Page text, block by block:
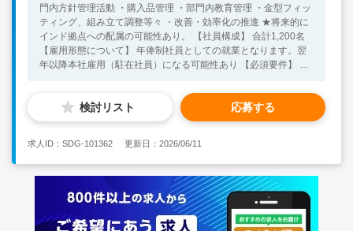
門内方針管理活動 ・購入品管理 ・部門内教育管理 ・金型フィッ
ティング、組み立て調整等々 ・改善・効率化の推進 ★将来的に
インド拠点への配属の可能性あり。 【社員構成】 合計1,200名
【雇用形態について】 年俸制社員としての就業となります。翌
年以降本社雇用（駐在社員）になる可能性あり 【必須要件】 ・
有している方 ・英語日常会話レベル以上（社内コミュニケーシ
ョン） ・日本、タイ、インドの3か国で異動が発生する事を承諾
頂ける方 【歓迎要件】 ・ダイカストの金型製作経験者 ・ダイカ
検討リスト 応募する
求人ID：SDG-101362 更新日：2026/06/11